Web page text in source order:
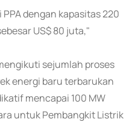
dengan kapasitas 220
US$ 80 juta,"
sejumlah proses
energi baru terbarukan
mencapai 100 MW
untuk Pembangkit Listrik